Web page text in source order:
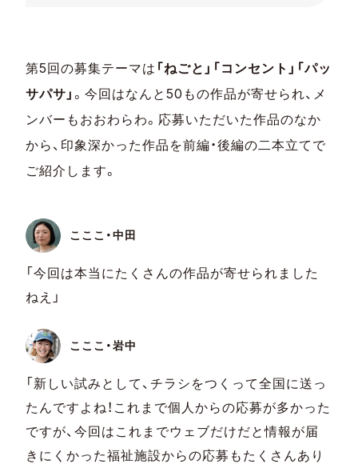
第5回の募集テーマは 「ねごと」「コンセント」「パッ
サパサ」。今回はなんと50もの作品が寄せられ、メ
ンバーもおおわらわ。応募いただいた作品のなか
から、印象深かった作品を前編・後編の二本立てで
ご紹介します。
こここ・中田
「今回は本当にたくさんの作品が寄せられました
ねえ」
こここ・岩中
「新しい試みとして、チラシをつくって全国に送っ
たんですよね！これまで個人からの応募が多かった
ですが、今回はこれまでウェブだけだと情報が届
きにくかった福祉施設からの応募もたくさんあり